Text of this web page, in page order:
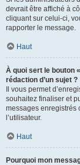
devrait être affiché à
cliquant sur celui-ci,
rapporter le message.
Haut
À quoi sert le bouton
rédaction d’un sujet ?
Il vous permet
souhaitez finaliser et
messages enregistrés
l’utilisateur.
Haut
Pourquoi mon